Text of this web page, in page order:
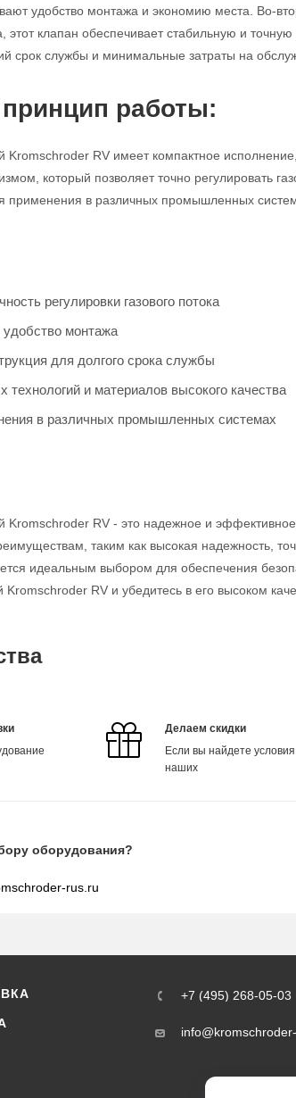
удобство монтажа и экономию места. Во-
этот клапан обеспечивает стабильную и
срок службы и минимальные затраты на
работы:
RV имеет компактное
который позволяет точно регулировать
применения в различных промышленных
регулировки газового потока
удобство монтажа
для долгого срока службы
технологий и материалов высокого качества
в различных промышленных системах
Kromschroder RV - это надежное и
таким как высокая надежность,
идеальным выбором для обеспечения
RV и убедитесь в его высоком
Делаем скидки
Если вы найдете
наших
оборудования?
rus.ru
+7 (495) 268-05-03